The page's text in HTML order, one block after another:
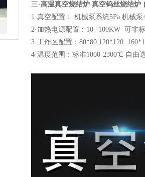
三· 高温真空烧结炉 真空钨丝烧结炉
1·真空配置： 机械泵系统5Pa 机械
2·加热电源配置：10--100KW 可非
3·工作区配置：80*80 120*120
4·温度范围：标准1000-2300℃ 自由